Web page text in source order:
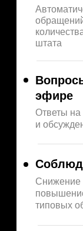
Снижение
типовых
штата
эфире
Ответы на
и